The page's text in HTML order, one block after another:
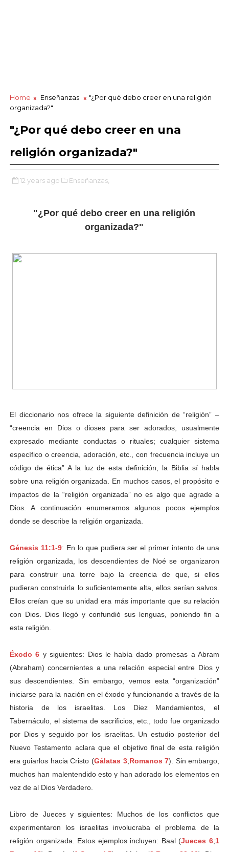
Home Enseñanzas
"¿Por qué debo creer en una religión
organizada?"
"¿Por qué debo creer en una
religión organizada?"
12 years ago Enseñanzas,
"¿Por qué debo creer en una religión
organizada?"
El diccionario nos ofrece la siguiente definición de “religión” –
“creencia en Dios o dioses para ser adorados, usualmente
expresado mediante conductas o rituales; cualquier sistema
específico o creencia, adoración, etc., con frecuencia incluye un
código de ética” A la luz de esta definición, la Biblia sí habla
sobre una religión organizada. En muchos casos, el propósito e
impactos de la “religión organizada” no es algo que agrade a
Dios. A continuación enumeramos algunos pocos ejemplos
donde se describe la religión organizada.
Génesis 11:1-9: En lo que pudiera ser el primer intento de una
religión organizada, los descendientes de Noé se organizaron
para construir una torre bajo la creencia de que, si ellos
pudieran construirla lo suficientemente alta, ellos serían salvos.
Ellos creían que su unidad era más importante que su relación
con Dios. Dios llegó y confundió sus lenguas, poniendo fin a
esta religión.
Éxodo 6 y siguientes: Dios le había dado promesas a Abram
(Abraham) concernientes a una relación especial entre Dios y
sus descendientes. Sin embargo, vemos esta “organización”
iniciarse para la nación en el éxodo y funcionando a través de la
historia de los israelitas. Los Diez Mandamientos, el
Tabernáculo, el sistema de sacrificios, etc., todo fue organizado
por Dios y seguido por los israelitas. Un estudio posterior del
Nuevo Testamento aclara que el objetivo final de esta religión
era guiarlos hacia Cristo (Gálatas 3;Romanos 7). Sin embargo,
muchos han malentendido esto y han adorado los elementos en
vez de al Dios Verdadero.
Libro de Jueces y siguientes: Muchos de los conflictos que
experimentaron los israelitas involucraba el problema de la
religión organizada. Estos ejemplos incluyen: Baal (Jueces 6;1